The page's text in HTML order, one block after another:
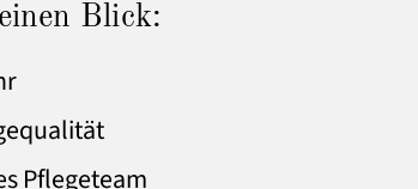
Blick:
Pflegeteam